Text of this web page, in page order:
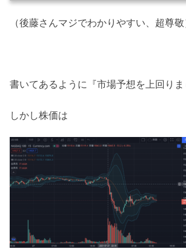
（後藤さんマジでわかりやすい、超尊敬
書いてあるように『市場予想を上回りま
しかし株価は